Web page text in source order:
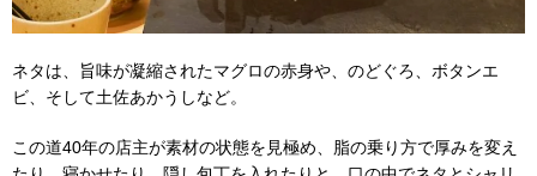
ネタは、旨味が凝縮されたマグロの赤身や、のどぐろ、ボタンエ
ビ、そして土佐あかうしなど。
この道40年の店主が素材の状態を見極め、脂の乗り方で厚みを変え